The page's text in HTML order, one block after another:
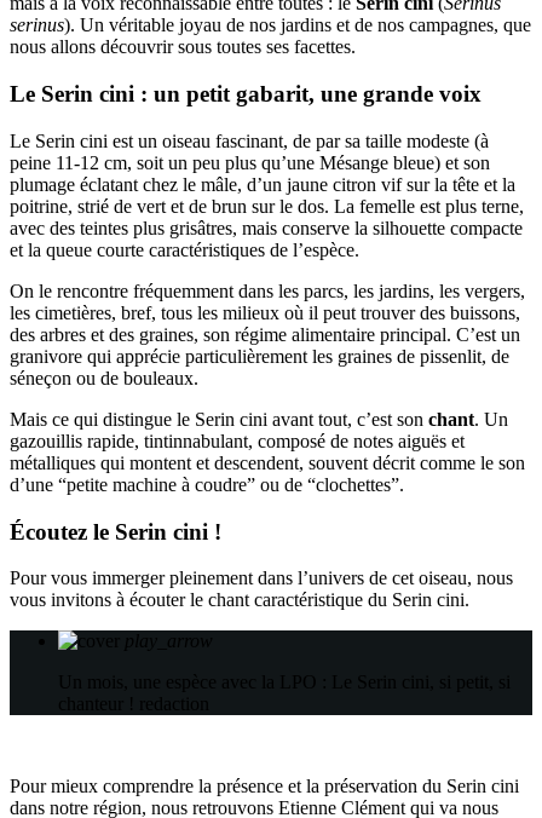
serinus). Un véritable joyau de nos jardins et de nos campagnes, que
nous allons découvrir sous toutes ses facettes.
Le Serin cini : un petit gabarit, une grande voix
Le Serin cini est un oiseau fascinant, de par sa taille modeste (à
peine 11-12 cm, soit un peu plus qu’une Mésange bleue) et son
plumage éclatant chez le mâle, d’un jaune citron vif sur la tête et la
poitrine, strié de vert et de brun sur le dos. La femelle est plus terne,
avec des teintes plus grisâtres, mais conserve la silhouette compacte
et la queue courte caractéristiques de l’espèce.
On le rencontre fréquemment dans les parcs, les jardins, les vergers,
les cimetières, bref, tous les milieux où il peut trouver des buissons,
des arbres et des graines, son régime alimentaire principal. C’est un
granivore qui apprécie particulièrement les graines de pissenlit, de
séneçon ou de bouleaux.
Mais ce qui distingue le Serin cini avant tout, c’est son chant. Un
gazouillis rapide, tintinnabulant, composé de notes aiguës et
métalliques qui montent et descendent, souvent décrit comme le son
d’une “petite machine à coudre” ou de “clochettes”.
Écoutez le Serin cini !
Pour vous immerger pleinement dans l’univers de cet oiseau, nous
vous invitons à écouter le chant caractéristique du Serin cini.
play_arrow
Un mois, une espèce avec la LPO : Le Serin cini, si petit, si
chanteur !
redaction
Pour mieux comprendre la présence et la préservation du Serin cini
dans notre région, nous retrouvons Etienne Clément qui va nous